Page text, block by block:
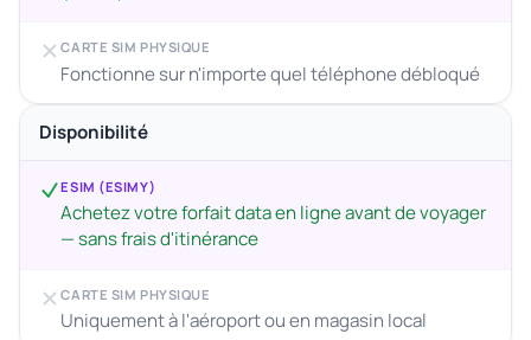
CARTE SIM PHYSIQUE
Fonctionne sur n'importe quel téléphone débloqué
Disponibilité
ESIM (ESIMY)
Achetez votre forfait data en ligne avant de voyager
— sans frais d'itinérance
CARTE SIM PHYSIQUE
Uniquement à l'aéroport ou en magasin local